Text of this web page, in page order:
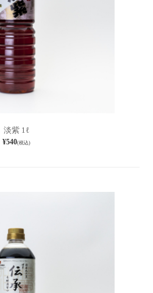
淡紫 1ℓ
¥540(税込)